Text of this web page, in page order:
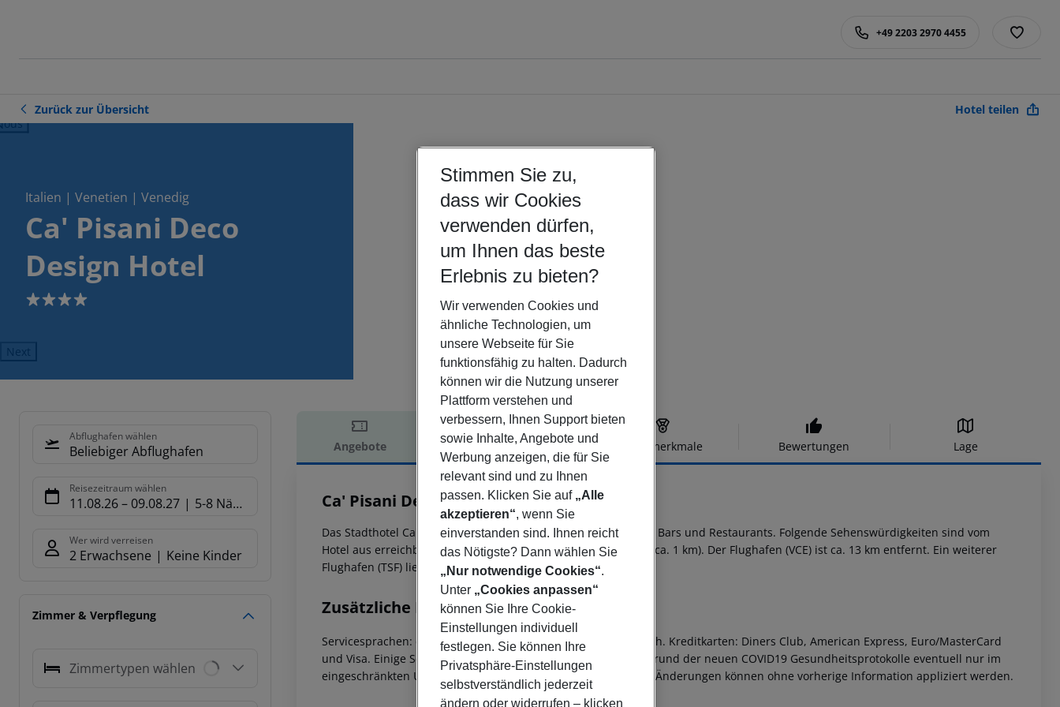
+49 2203 2970 4455
Zurück zur Übersicht Hotel teilen
Italien | Venetien | Venedig
Ca' Pisani Deco
Design Hotel
4
Next
Abflughafen wählen
Beliebiger Abflughafen
Reisezeitraum wählen
11.08.26– 09.08.27 5-8 Nächte
Wer wird verreisen
2 Erwachsene Keine Kinder
Zimmer & Verpflegung
Zimmertypen wählen
Angebote Hotelbeschreibung Hotelmerkmale Bewertungen Lage
Hotelbeschreibung
Ca' Pisani Deco Design Hotel
4
Das Stadthotel Ca'' Pisani liegt ganz in der Nähe verschiedener Bars und Restaurants. Folgende Sehenswürdigkeiten sind vom
Hotel aus erreichbar: San Marco (ca. 500 m) und Rialto Bridge (ca. 1 km). Der Flughafen (VCE) ist ca. 13 km entfernt. Ein weiterer
Flughafen (TSF) liegt in etwa 50 km Entfernung.
Zusätzliche Informationen
Servicesprachen: englisch, französisch, italienisch und spanisch. Kreditkarten: Diners Club, American Express, Euro/MasterCard
und Visa. Einige Serviceleistungen oder Angebote können aufgrund der neuen COVID19 Gesundheitsprotokolle eventuell nur im
eingeschränkten Umfang nutzbar oder ganz geschlossen sein. Änderungen können ohne vorherige Information appliziert werden.
Stimmen Sie zu,
dass wir Cookies
verwenden dürfen,
um Ihnen das beste
Erlebnis zu bieten?
Wir verwenden Cookies und
ähnliche Technologien, um
unsere Webseite für Sie
funktionsfähig zu halten. Dadurch
können wir die Nutzung unserer
Plattform verstehen und
verbessern, Ihnen Support bieten
sowie Inhalte, Angebote und
Werbung anzeigen, die für Sie
relevant sind und zu Ihnen
passen. Klicken Sie auf „Alle
akzeptieren“, wenn Sie
einverstanden sind. Ihnen reicht
das Nötigste? Dann wählen Sie
„Nur notwendige Cookies“.
Unter „Cookies anpassen“
können Sie Ihre Cookie-
Einstellungen individuell
festlegen. Sie können Ihre
Privatsphäre-Einstellungen
selbstverständlich jederzeit
ändern oder widerrufen – klicken